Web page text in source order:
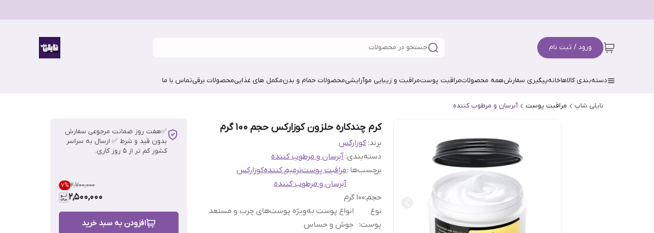
ورود / ثبت نام جستجو در محصولات
دسته‌بندی کالاهاخانهپیگیری سفارشهمه محصولاتمراقبت پوستمراقبت و زیبایی موآرایشیمحصولات حمام و بدنمکمل های غذاییمحصولات برقیتماس با ما
نایلی شاپ مراقبت پوست آبرسان و مرطوب کننده
کرم چندکاره حلزون کوزارکس حجم 100 گرم
برند: کوزارکس
دسته‌بندی:آبرسان و مرطوب کننده
برچسب‌ها :مراقبت پوستترمیم کنندهکوزارکس
آبرسان و مرطوب کننده
حجم:100 گرم
نوع
پوست:
انواع پوست به‌ویژه پوست‌های چرب و مستعد
جوش و حساس
✅هفت روز ضمانت مرجوعی سفارش
بدون قید و شرط ✅ ارسال به سراسر
کشور کم تر از 5 روز کاری.
۲٬۷۰۰٬۰۰۰ 7%
2,500,000
افزودن به سبد خرید